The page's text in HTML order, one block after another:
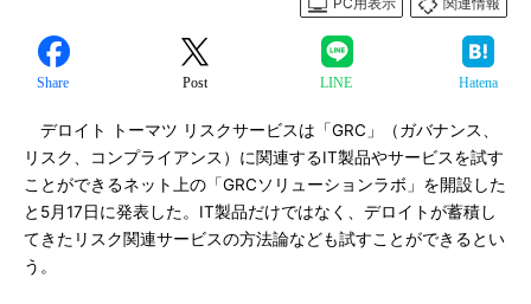
Share Post LINE Hatena
デロイト トーマツ リスクサービスは「GRC」（ガバナンス、
リスク、コンプライアンス）に関連するIT製品やサービスを試す
ことができるネット上の「GRCソリューションラボ」を開設した
と5月17日に発表した。IT製品だけではなく、デロイトが蓄積し
てきたリスク関連サービスの方法論なども試すことができるとい
う。